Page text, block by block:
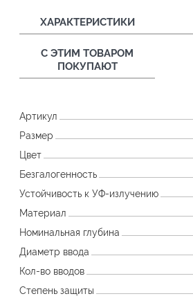
ХАРАКТЕРИСТИКИ
С ЭТИМ ТОВАРОМ
ПОКУПАЮТ
Артикул
Размер
Цвет
Безгалогенность
Устойчивость к УФ-излучению
Материал
Номинальная глубина
Диаметр ввода
Кол-во вводов
Степень защиты